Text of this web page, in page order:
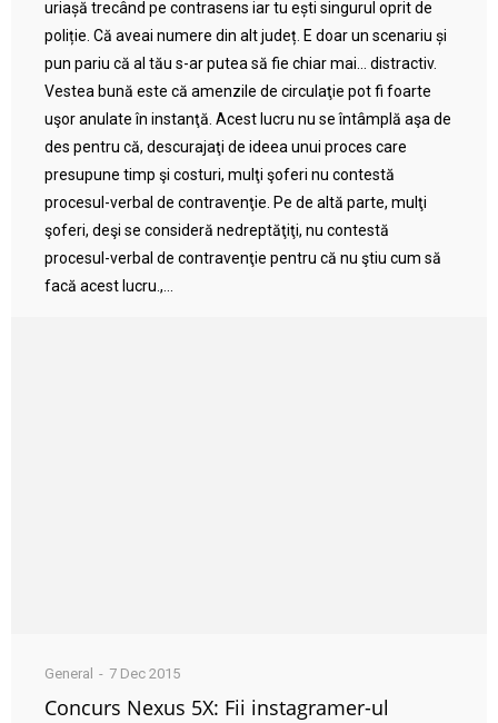
uriașă trecând pe contrasens iar tu ești singurul oprit de
poliție. Că aveai numere din alt județ. E doar un scenariu și
pun pariu că al tău s-ar putea să fie chiar mai… distractiv.
Vestea bună este că amenzile de circulaţie pot fi foarte
uşor anulate în instanţă. Acest lucru nu se întâmplă aşa de
des pentru că, descurajaţi de ideea unui proces care
presupune timp şi costuri, mulţi şoferi nu contestă
procesul-verbal de contravenţie. Pe de altă parte, mulţi
şoferi, deşi se consideră nedreptăţiţi, nu contestă
procesul-verbal de contravenţie pentru că nu ştiu cum să
facă acest lucru.,...
General 7 Dec 2015
Concurs Nexus 5X: Fii instagramer-ul